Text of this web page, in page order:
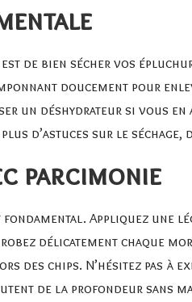
de bien sécher vos
doucement pour
un déshydrateur si vous en
d’astuces sur le séchage,
parcimonie
fondamental. Appliquez
délicatement chaque
chips. N’hésitez pas à
de la profondeur sans